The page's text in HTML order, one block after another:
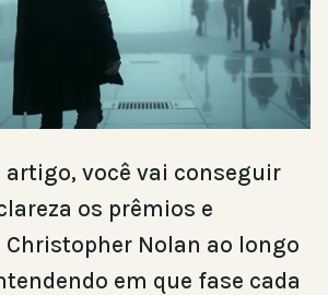
artigo, você vai conseguir
os prêmios e
Christopher Nolan ao longo
em que fase cada